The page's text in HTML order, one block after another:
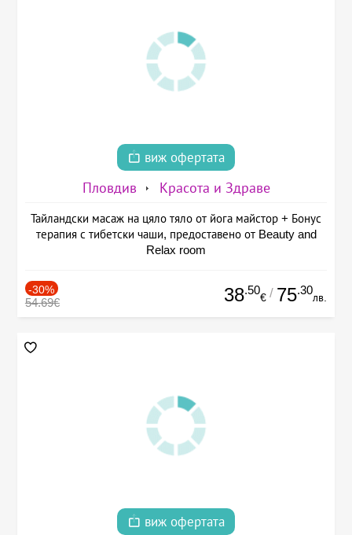
виж офертата
Пловдив Красота и Здраве
Тайландски масаж на цяло тяло от йога майстор + Бонус
терапия с тибетски чаши, предоставено от Beauty and
Relax room
-30%
54.69€ 38.50
€ / 75.30
лв.
виж офертата